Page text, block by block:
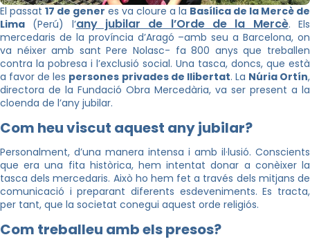
El passat 17 de gener es va cloure a la Basílica de la Mercè de
Lima (Perú) l’any jubilar de l’Orde de la Mercè. Els
mercedaris de la província d’Aragó –amb seu a Barcelona, on
va néixer amb sant Pere Nolasc- fa 800 anys que treballen
contra la pobresa i l’exclusió social. Una tasca, doncs, que està
a favor de les persones privades de llibertat. La Núria Ortín,
directora de la Fundació Obra Mercedària, va ser present a la
cloenda de l’any jubilar.
Com heu viscut aquest any jubilar?
Personalment, d’una manera intensa i amb il·lusió. Conscients
que era una fita històrica, hem intentat donar a conèixer la
tasca dels mercedaris. Això ho hem fet a través dels mitjans de
comunicació i preparant diferents esdeveniments. Es tracta,
per tant, que la societat conegui aquest orde religiós.
Com treballeu amb els presos?